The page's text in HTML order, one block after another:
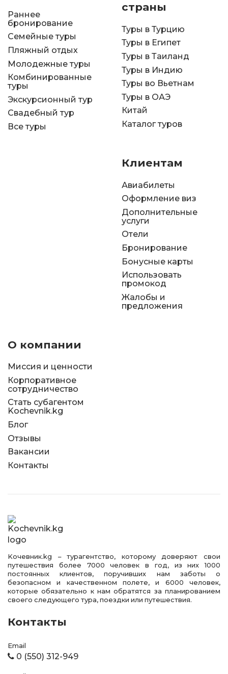
Раннее
бронирование
Семейные туры
Пляжный отдых
Молодежные туры
Комбинированные
туры
Экскурсионный тур
Свадебный тур
Все туры
страны
Туры в Турцию
Туры в Египет
Туры в Таиланд
Туры в Индию
Туры во Вьетнам
Туры в ОАЭ
Китай
Каталог туров
Клиентам
Авиабилеты
Оформление виз
Дополнительные
услуги
Отели
Бронирование
Бонусные карты
Использовать
промокод
Жалобы и
предложения
О компании
Миссия и ценности
Корпоративное
сотрудничество
Стать субагентом
Kochevnik.kg
Блог
Отзывы
Вакансии
Контакты
Kочевник.kg – турагентство, которому доверяют свои
путешествия более 7000 человек в год, из них 1000
постоянных клиентов, поручивших нам заботы о
безопасном и качественном полете, и 6000 человек,
которые обязательно к нам обратятся за планированием
своего следующего тура, поездки или путешествия.
Контакты
Email
0 (550) 312-949